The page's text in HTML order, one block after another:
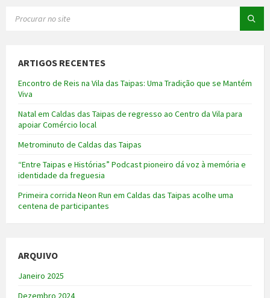
ARTIGOS RECENTES
Encontro de Reis na Vila das Taipas: Uma Tradição que se Mantém
Viva
Natal em Caldas das Taipas de regresso ao Centro da Vila para
apoiar Comércio local
Metrominuto de Caldas das Taipas
“Entre Taipas e Histórias” Podcast pioneiro dá voz à memória e
identidade da freguesia
Primeira corrida Neon Run em Caldas das Taipas acolhe uma
centena de participantes
ARQUIVO
Janeiro 2025
Dezembro 2024